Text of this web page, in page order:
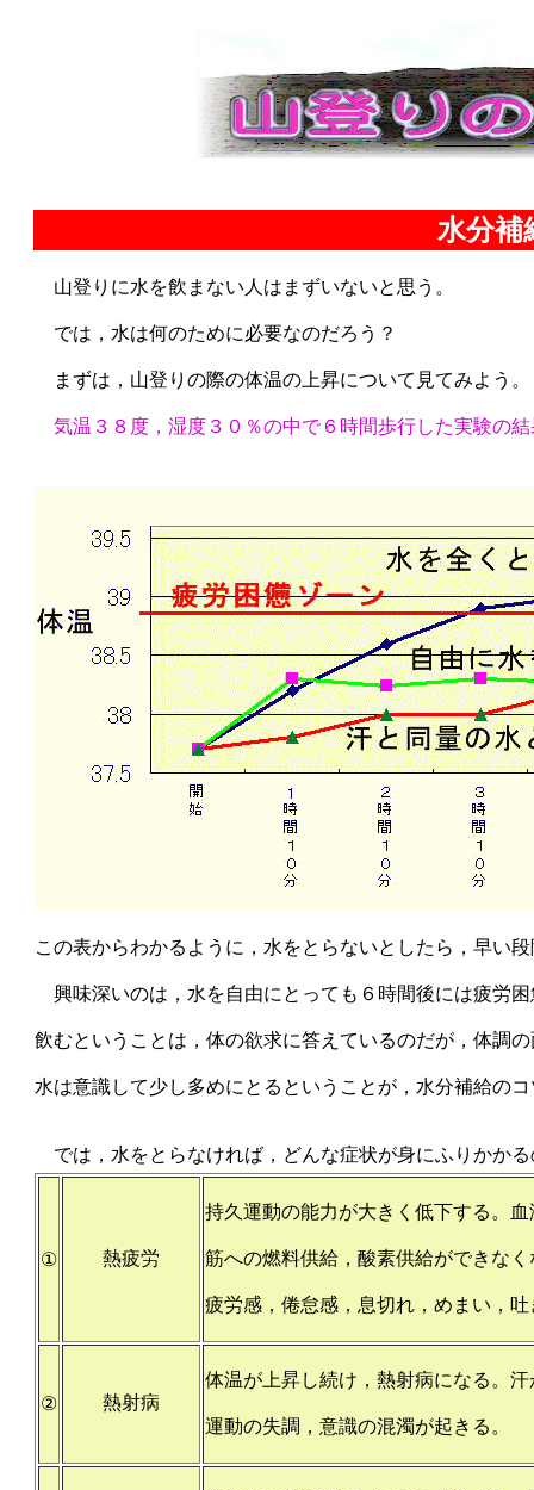
水分補
山登りに水を飲まない人はまずいないと思う。
では，水は何のために必要なのだろう？
まずは，山登りの際の体温の上昇について見てみよう。
気温３８度，湿度３０％の中で６時間歩行した実験の
この表からわかるように，水をとらないとしたら，早い
興味深いのは，水を自由にとっても６時間後には疲労
飲むということは，体の欲求に答えているのだが，体調
水は意識して少し多めにとるということが，水分補給の
では，水をとらなければ，どんな症状が身にふりかか
① 熱疲労
持久運動の能力が大きく低下する。
筋への燃料供給，酸素供給ができな
疲労感，倦怠感，息切れ，めまい，
② 熱射病
体温が上昇し続け，熱射病になる。
運動の失調，意識の混濁が起きる。